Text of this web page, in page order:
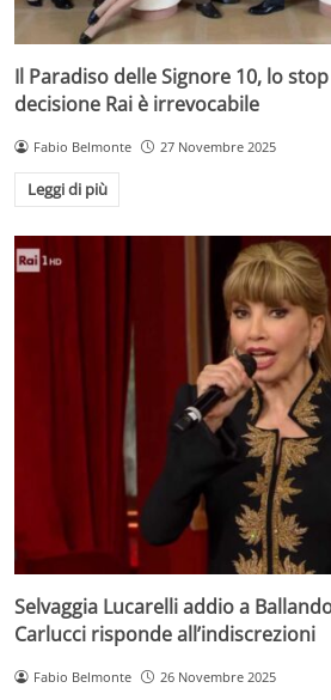
Il Paradiso delle Signore 10, lo
decisione Rai è irrevocabile
Fabio Belmonte 27 Novembre 2025
Leggi di più
Selvaggia Lucarelli addio a
Carlucci risponde all’indiscrezioni
Fabio Belmonte 26 Novembre 2025